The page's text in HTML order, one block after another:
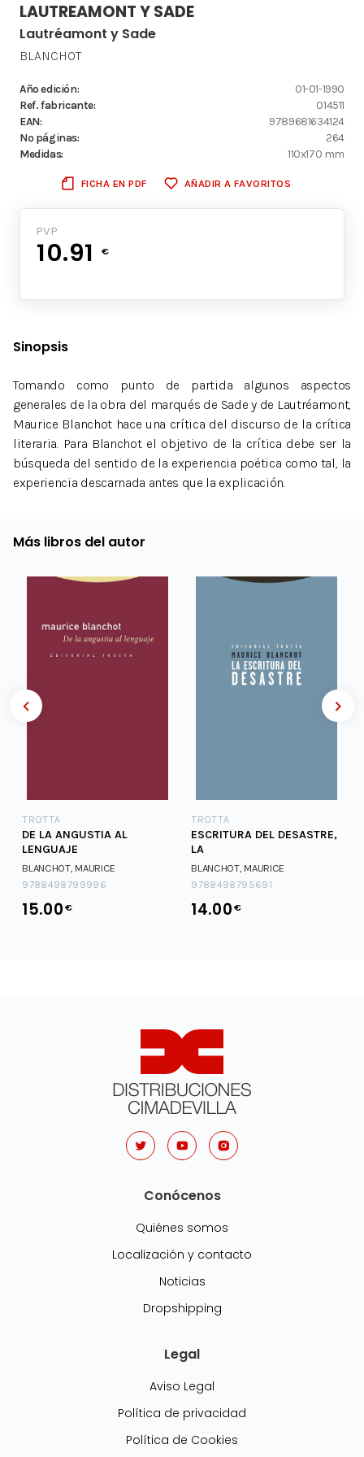
LAUTREAMONT Y SADE
Lautréamont y Sade
BLANCHOT
Año edición:
01-01-1990
Ref. fabricante:
014511
EAN:
9789681634124
Nº páginas:
264
Medidas:
110x170 mm
FICHA EN PDF AÑADIR A FAVORITOS
PVP
10.91 €
Sinopsis
Tomando como punto de partida algunos aspectos
generales de la obra del marqués de Sade y de Lautréamont,
Maurice Blanchot hace una crítica del discurso de la crítica
literaria. Para Blanchot el objetivo de la crítica debe ser la
búsqueda del sentido de la experiencia poética como tal, la
experiencia descarnada antes que la explicación.
Más libros del autor
TROTTA
DE LA ANGUSTIA AL
LENGUAJE
BLANCHOT, MAURICE
9788498799996
15.00€
TROTTA
ESCRITURA DEL DESASTRE,
LA
BLANCHOT, MAURICE
9788498795691
14.00€
Conócenos
Quiénes somos
Localización y contacto
Noticias
Dropshipping
Legal
Aviso Legal
Política de privacidad
Política de Cookies